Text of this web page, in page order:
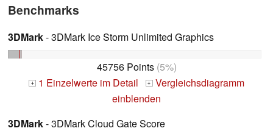
Benchmarks
3DMark- 3DMark Ice Storm Unlimited Graphics
45756 Points(5%)
+ 1 Einzelwerte im Detail + Vergleichsdiagramm
einblenden
3DMark- 3DMark Cloud Gate Score